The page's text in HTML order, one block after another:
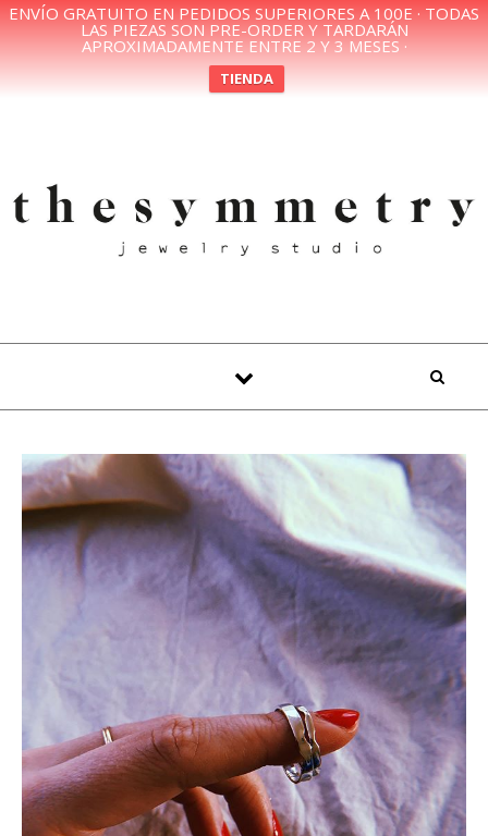
ENVÍO GRATUITO EN PEDIDOS SUPERIORES A 100E · TODAS
LAS PIEZAS SON PRE-ORDER Y TARDARÁN
APROXIMADAMENTE ENTRE 2 Y 3 MESES ·
TIENDA